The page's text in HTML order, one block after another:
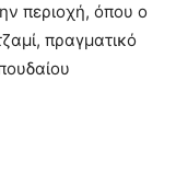
περιοχή, όπου ο
πραγματικό